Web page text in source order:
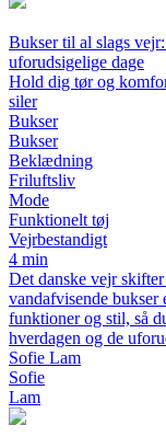
Bukser til al slags
uforudsigelige dage
Hold dig tør og
siler
Bukser
Bukser
Beklædning
Friluftsliv
Mode
Funktionelt tøj
Vejrbestandigt
4 min
Det danske vejr
vandafvisende bukser
funktioner og stil, så
hverdagen og de
Sofie Lam
Sofie
Lam